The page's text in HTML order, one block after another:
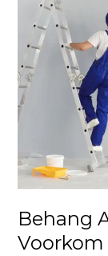
Behang
Voorkom
Voorkom
Naden?